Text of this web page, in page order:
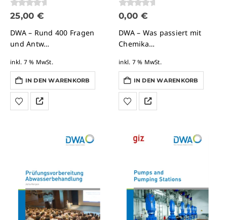
0von 5
25,00 €
DWA – Rund 400 Fragen
und Antw…
inkl. 7 % MwSt.
IN DEN WARENKORB
0von 5
0,00 €
DWA – Was passiert mit
Chemika…
inkl. 7 % MwSt.
IN DEN WARENKORB